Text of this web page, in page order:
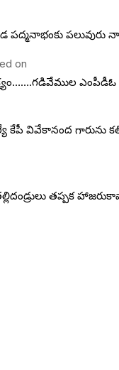
పద్మనాభంకు
on
ఎంపీడీఓ
కేపీ వివేకానంద గారును
తప్పక